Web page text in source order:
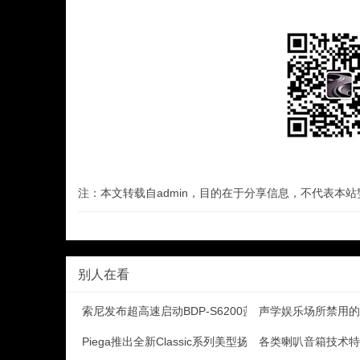
注：本文转载自admin，目的在于分享信息，不代表本
别人在看
索尼发布超高速启动BDP-S6200蓝光机声学娱乐场所禁用
Piega推出全新Classic系列美型扬声器各类喇叭音箱技术